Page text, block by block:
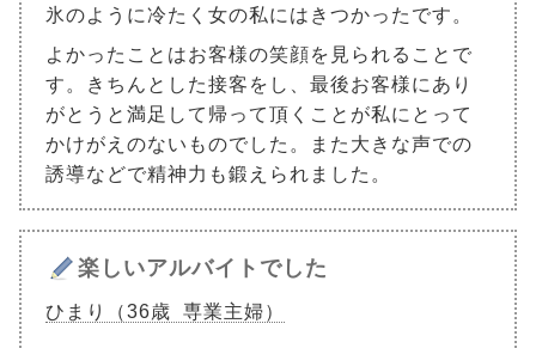
氷のように冷たく女の私にはきつかったです。
よかったことはお客様の笑顔を見られることで
す。きちんとした接客をし、最後お客様にあり
がとうと満足して帰って頂くことが私にとって
かけがえのないものでした。また大きな声での
誘導などで精神力も鍛えられました。
楽しいアルバイトでした
ひまり（36歳 専業主婦）